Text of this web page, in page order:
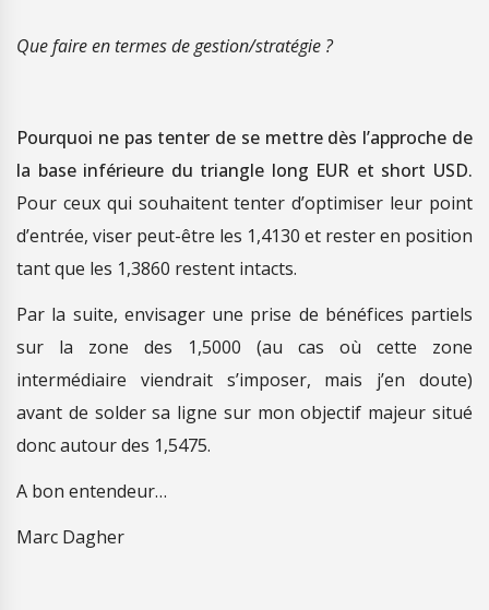
Que faire en termes de gestion/stratégie ?
Pourquoi ne pas tenter de se mettre dès l’approche de
la base inférieure du triangle long EUR et short USD.
Pour ceux qui souhaitent tenter d’optimiser leur point
d’entrée, viser peut-être les 1,4130 et rester en position
tant que les 1,3860 restent intacts.
Par la suite, envisager une prise de bénéfices partiels
sur la zone des 1,5000 (au cas où cette zone
intermédiaire viendrait s’imposer, mais j’en doute)
avant de solder sa ligne sur mon objectif majeur situé
donc autour des 1,5475.
A bon entendeur…
Marc Dagher